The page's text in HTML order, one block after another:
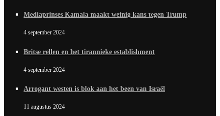
Mediaprinses Kamala maakt weinig kans tegen Trump
4 september 2024
Britse rellen en het tirannieke establishment
4 september 2024
Arrogant westen is blok aan het been van Israël
11 augustus 2024